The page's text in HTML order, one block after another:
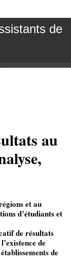
de
au
et au
d’étudiants et
de résultats
de
de